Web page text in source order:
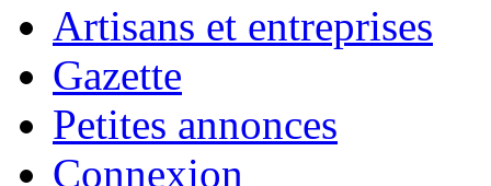
Artisans et entreprises
Gazette
Petites annonces
Connexion